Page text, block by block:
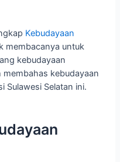
Kebudayaan
membacanya untuk
kebudayaan
membahas kebudayaan
Sulawesi Selatan ini.